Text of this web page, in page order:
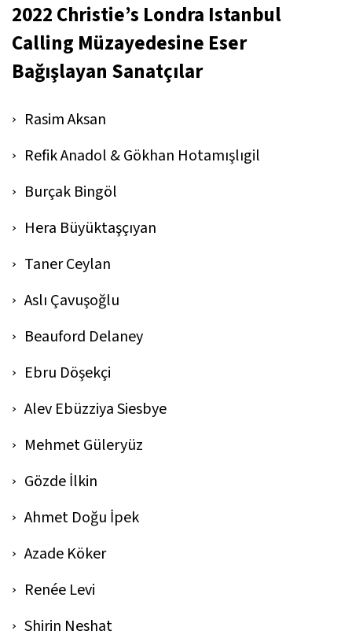
2022 Christie’s Londra Istanbul
Calling Müzayedesine Eser
Bağışlayan Sanatçılar
Rasim Aksan
Refik Anadol & Gökhan Hotamışlıgil
Burçak Bingöl
Hera Büyüktaşçıyan
Taner Ceylan
Aslı Çavuşoğlu
Beauford Delaney
Ebru Döşekçi
Alev Ebüzziya Siesbye
Mehmet Güleryüz
Gözde İlkin
Ahmet Doğu İpek
Azade Köker
Renée Levi
Shirin Neshat